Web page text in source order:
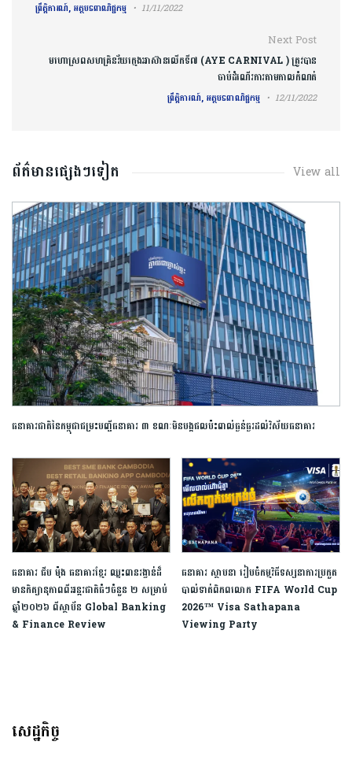
ព្រឹត្តិការណ៍, អត្ថបទពាណិជ្ជកម្ម 11/11/2022
Next Post
មហោស្រពសហគ្រិនវ័យក្មេងអាស៊ានលើកទី៧ (AYE CARNIVAL ) ត្រូវបាន
ចាប់ដំណើរការតាមកាលកំណត់
ព្រឹត្តិការណ៍, អត្ថបទពាណិជ្ជកម្ម 12/11/2022
ព័ត៌មានផ្សេងៗទៀត View all
ធនាគារ​ជាតិ​នៃ​កម្ពុជា​ជម្រះ​បញ្ជី​ធនាគារ​ ​៣​ ​ខណៈ​មិន​បង្ក​ផលប៉ះពាល់​ធ្ងន់ធ្ងរ​ដល់​វិស័យ​ធនាគារ​
ធនាគារ ជីប ម៉ុង ធនាគារខ្មែរ ឈ្នះពានរង្វាន់ដ៏
មានកិត្យានុភាពពីអន្តរជាតិធំៗចំនួន ២ សម្រាប់
ឆ្នាំ២០២៦ ពីស្ថាប័ន Global Banking
& Finance Review
ធនាគារ ស្ថាបនា រៀបចំកម្មវិធីទស្សនាការប្រកួត
បាល់ទាត់ពិភពលោក FIFA World Cup
2026™ Visa Sathapana
Viewing Party​
សេដ្ឋកិច្ច